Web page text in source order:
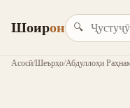
Шоирон 🔍
Асосӣ/Шеърҳо/Абдуллоҳи